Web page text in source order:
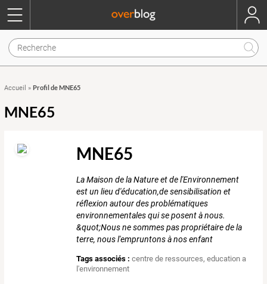
Accueil » Profil de MNE65
MNE65
MNE65
La Maison de la Nature et de l'Environnement
est un lieu d'éducation,de sensibilisation et
réflexion autour des problématiques
environnementales qui se posent à nous.
&quot;Nous ne sommes pas propriétaire de la
terre, nous l'empruntons à nos enfant
Tags associés : centre de ressources,education a
l'environnement